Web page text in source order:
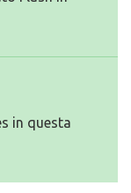
in questa